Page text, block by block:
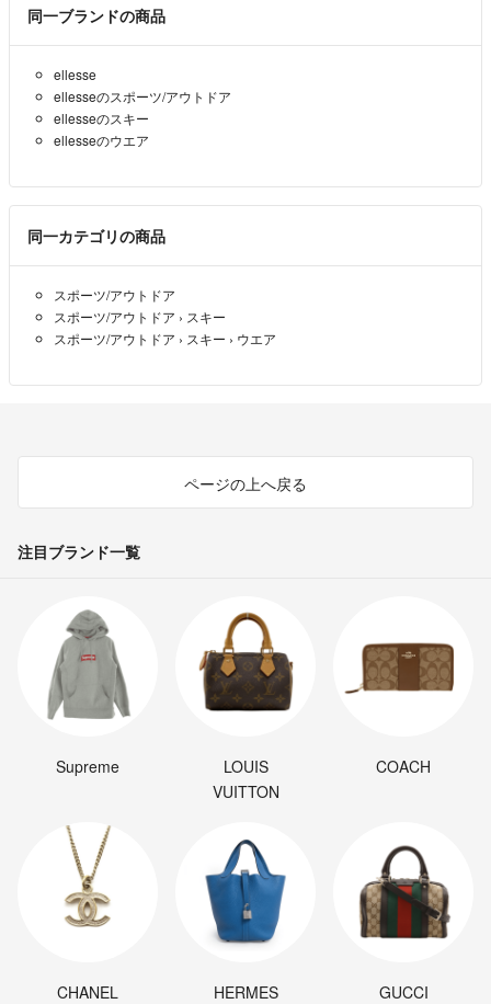
同一ブランドの商品
ellesse
ellesseのスポーツ/アウトドア
ellesseのスキー
ellesseのウエア
同一カテゴリの商品
スポーツ/アウトドア
スポーツ/アウトドア › スキー
スポーツ/アウトドア › スキー › ウエア
ページの上へ戻る
注目ブランド一覧
Supreme
LOUIS
VUITTON
COACH
CHANEL HERMES GUCCI